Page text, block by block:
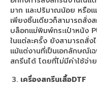
มาก และปริมาณน้อย หรือ
เพียงชิ้นเดียวก็สามารถสั่ง
บล็อกแม่พิมพ์กระเป๋าหนัง
ในแต่ละครั้ง ยังสามารถสั่
แม้แต่งานที่เป็นเอกลักษณ์เ
สกรีนได้ โดยที่ไม่มีค่าใช้จ่
เครื่องสกรีนเสื้อDTF